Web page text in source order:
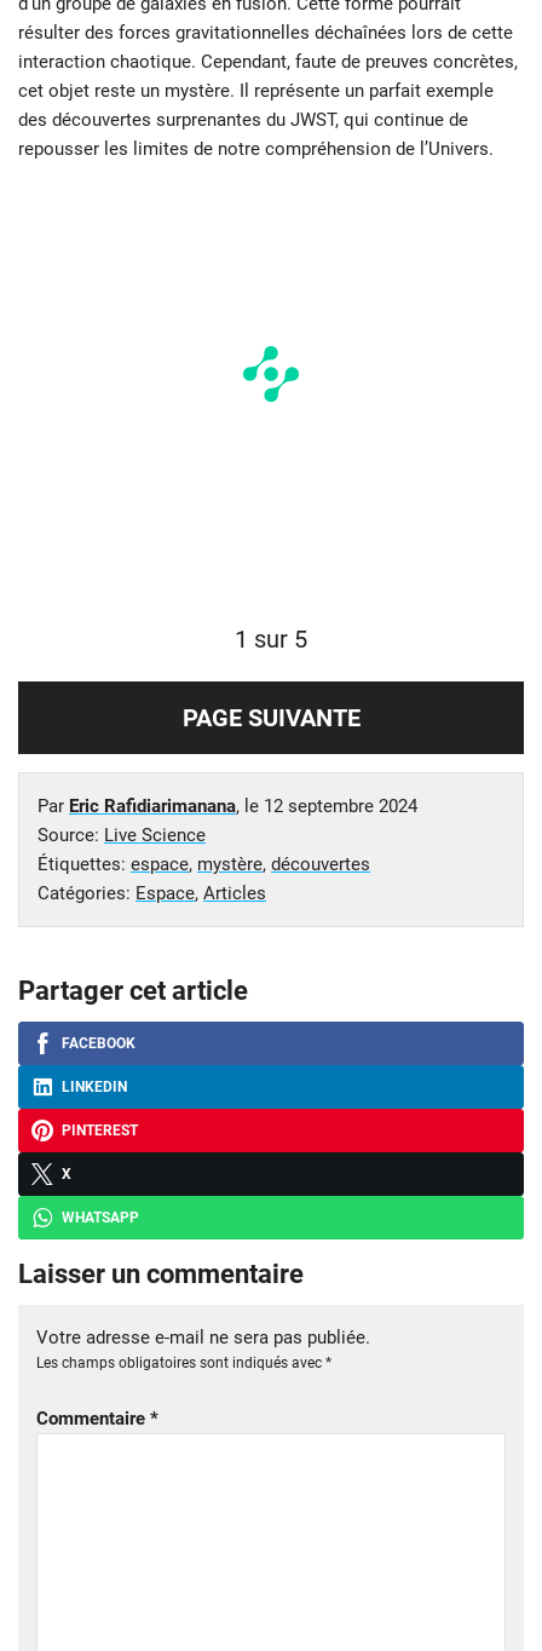
résulter des forces gravitationnelles déchaînées lors de cette
interaction chaotique. Cependant, faute de preuves concrètes,
cet objet reste un mystère. Il représente un parfait exemple
des découvertes surprenantes du JWST, qui continue de
repousser les limites de notre compréhension de l’Univers.
1 sur 5
PAGE SUIVANTE
Par Eric Rafidiarimanana, le 12 septembre 2024
Source: Live Science
Étiquettes: espace, mystère, découvertes
Catégories: Espace, Articles
Partager cet article
FACEBOOK
LINKEDIN
PINTEREST
X
WHATSAPP
Laisser un commentaire
Votre adresse e-mail ne sera pas publiée.
Les champs obligatoires sont indiqués avec *
Commentaire *